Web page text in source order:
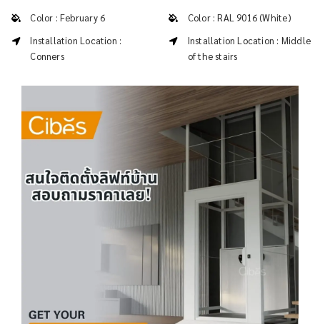
Color : February 6
Installation Location :
Conners
Color : RAL 9016 (White)
Installation Location : Middle
of the stairs